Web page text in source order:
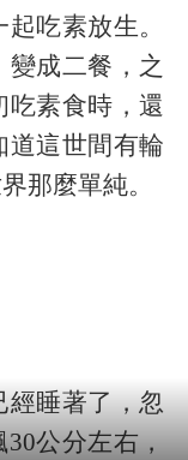
吃素放生。
成二餐，之
素食時，還
道這世間有輪
那麼單純。
經睡著了，忽
公分左右，